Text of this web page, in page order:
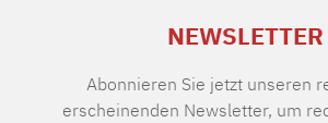
NEWSLETTER
Abonnieren Sie jetzt unseren
erscheinenden Newsletter, um